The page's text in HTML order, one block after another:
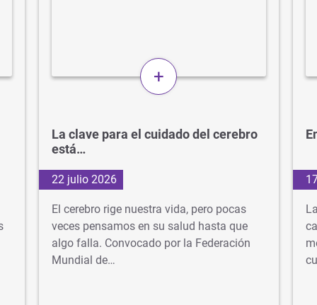
+
La clave para el cuidado del cerebro
está…
22 julio 2026
El cerebro rige nuestra vida, pero pocas
veces pensamos en su salud hasta que
algo falla. Convocado por la Federación
Mundial de…